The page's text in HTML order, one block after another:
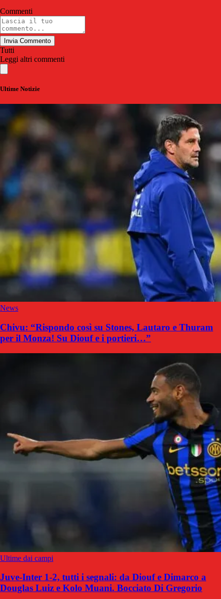
Commenti
Invia Commento
Tutti
Leggi altri commenti
Ultime Notizie
News
Chivu: “Rispondo così su Stones, Lautaro e Thuram
per il Monza! Su Diouf e i portieri…”
Ultime dai campi
Juve-Inter 1-2, tutti i segnali: da Diouf e Dimarco a
Douglas Luiz e Kolo Muani. Bocciato Di Gregorio